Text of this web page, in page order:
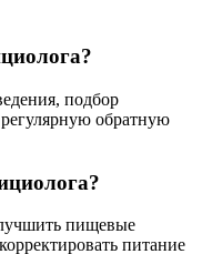
подбор
регулярную обратную
пищевые
питание